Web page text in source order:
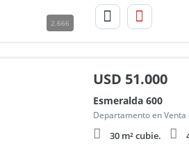
2.666
USD 51.000
Esmeralda 600
Departamento en
30 m² cubie.